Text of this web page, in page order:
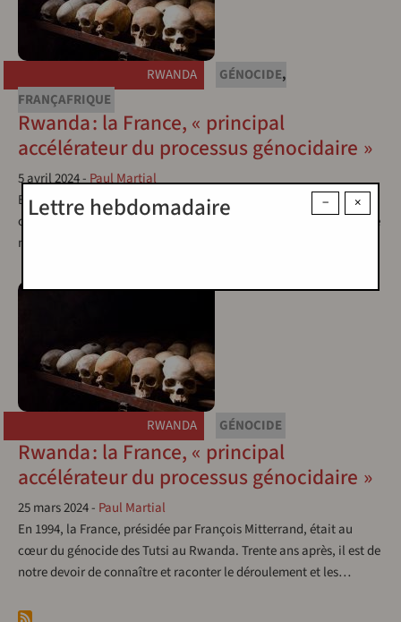
RWANDA GÉNOCIDE,
FRANÇAFRIQUE
Rwanda : la France, « principal
accélérateur du processus génocidaire »
5 avril 2024-Paul Martial
En 1994, la France, présidée par François Mitterrand, était au
cœur du génocide des Tutsi au Rwanda. Trente ans après, il est de
notre devoir de connaître et raconter le déroulement et les…
RWANDA GÉNOCIDE
Rwanda : la France, « principal
accélérateur du processus génocidaire »
25 mars 2024- Paul Martial
En 1994, la France, présidée par François Mitterrand, était au
cœur du génocide des Tutsi au Rwanda. Trente ans après, il est de
notre devoir de connaître et raconter le déroulement et les…
×
−
Lettre hebdomadaire